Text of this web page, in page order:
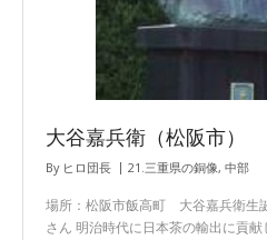
大谷嘉兵衛（松阪市）
By ヒロ団長 21.三重県の銅像, 中部
場所：松阪市飯高町 大谷嘉兵衛生
さん 明治時代に日本茶の輸出に貢献